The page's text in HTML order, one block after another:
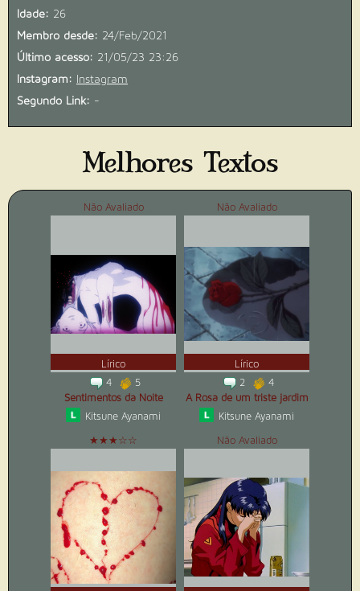
Idade: 26
Membro desde: 24/Feb/2021
Último acesso: 21/05/23 23:26
Instagram:
Instagram
Segundo Link: -
Melhores Textos
Não Avaliado
Lírico
4
5
Sentimentos da Noite
Kitsune Ayanami
Não Avaliado
Lírico
2
4
A Rosa de um triste jardim
Kitsune Ayanami
★★★☆☆ Não Avaliado